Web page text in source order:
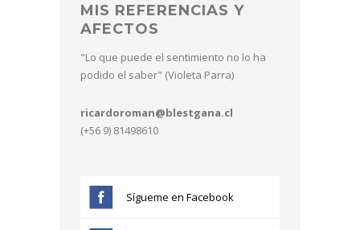
MIS REFERENCIAS Y
AFECTOS
"Lo que puede el sentimiento no lo ha
podido el saber" (Violeta Parra)
ricardoroman@blestgana.cl
(+56 9) 81498610
Sígueme en Facebook